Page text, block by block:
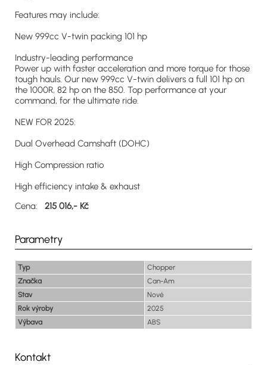
Features may include:
New 999cc V-twin packing 101 hp
Industry-leading performance
Power up with faster acceleration and more torque for those
tough hauls. Our new 999cc V-twin delivers a full 101 hp on
the 1000R, 82 hp on the 850. Top performance at your
command, for the ultimate ride.
NEW FOR 2025:
Dual Overhead Camshaft (DOHC)
High Compression ratio
High efficiency intake & exhaust
Cena: 215 016,- Kč
Parametry
Typ
Chopper
Značka
Can-Am
Stav
Nové
Rok výroby
2025
Výbava
ABS
Kontakt